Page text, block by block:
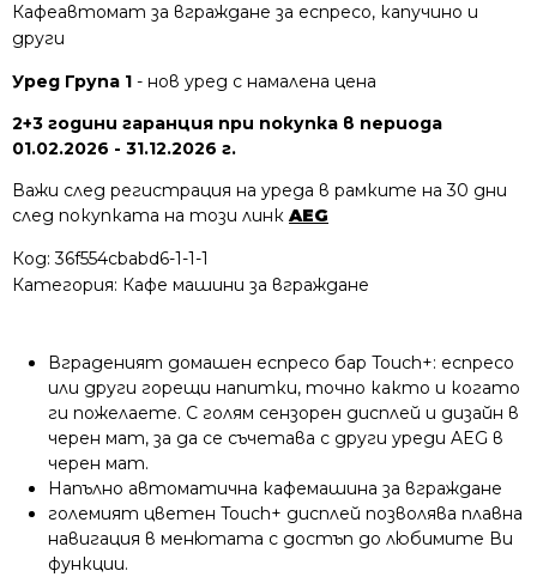
Кафеавтомат за вграждане за еспресо, капучино и
други
Уред Група 1 - нов уред с намалена цена
2+3 години гаранция при покупка в периода
01.02.2026 - 31.12.2026 г.
Важи след регистрация на уреда в рамките на 30 дни
след покупката на този линк AEG
Код:36f554cbabd6-1-1-1
Категория: Кафе машини за вграждане
Вграденият домашен еспресо бар Touch+: еспресо
или други горещи напитки, точно както и когато
ги пожелаете. С голям сензорен дисплей и дизайн в
черен мат, за да се съчетава с други уреди AEG в
черен мат.
Напълно автоматична кафемашина за вграждане
големият цветен Touch+ дисплей позволява плавна
навигация в менютата с достъп до любимите Ви
функции.